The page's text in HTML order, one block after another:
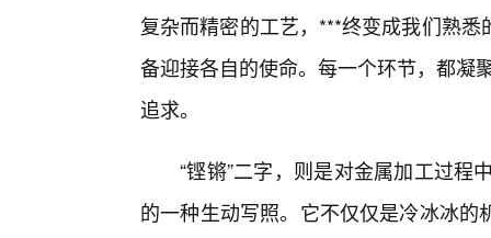
复杂而精密的工艺，***终变成我们熟
备迎接各自的使命。每一个环节，都凝
追求。
“铿锵”二字，则是对金属加工过程
的一种生动写照。它不仅仅是冷冰冰